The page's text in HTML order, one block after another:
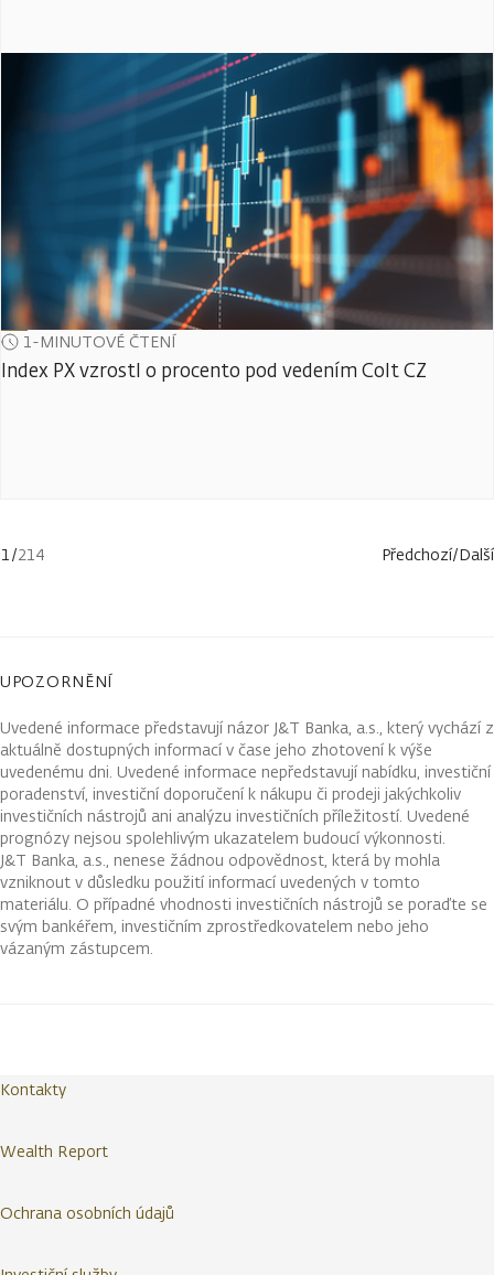
1-MINUTOVÉ ČTENÍ
Index PX vzrostl o procento pod vedením Colt CZ
1/214 Předchozí/Další
UPOZORNĚNÍ
Uvedené informace představují názor J&T Banka, a.s., který vychází z
aktuálně dostupných informací v čase jeho zhotovení k výše
uvedenému dni. Uvedené informace nepředstavují nabídku, investiční
poradenství, investiční doporučení k nákupu či prodeji jakýchkoliv
investičních nástrojů ani analýzu investičních příležitostí. Uvedené
prognózy nejsou spolehlivým ukazatelem budoucí výkonnosti.
J&T Banka, a.s., nenese žádnou odpovědnost, která by mohla
vzniknout v důsledku použití informací uvedených v tomto
materiálu. O případné vhodnosti investičních nástrojů se poraďte se
svým bankéřem, investičním zprostředkovatelem nebo jeho
vázaným zástupcem.
Kontakty
Wealth Report
Ochrana osobních údajů